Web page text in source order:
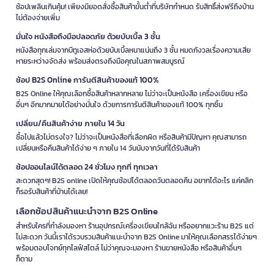
ช้อปเพลินเกินคุ้ม! เพียงมียอดสั่งซื้อสินค้าขั้นต่ำที่บริษัทกำหนด รับสิทธิ์ส่งฟรีถึงบ้าน
ไม่ต้องจ่ายเพิ่ม
มั่นใจ หนังสือถึงมือปลอดภัย ด้วยบับเบิ้ล 3 ชั้น
หนังสือทุกเล่มจากบีทูเอสห่อด้วยบับเบิ้ลหนาแน่นถึง 3 ชั้น หมดกังวลเรื่องความเสีย
หายระหว่างจัดส่ง พร้อมส่งตรงถึงมือคุณในสภาพสมบูรณ์
ช้อป B2S Online การันตีสินค้าของแท้ 100%
B2S Online ให้คุณเลือกซื้อสินค้าหลากหลาย ไม่ว่าจะเป็นหนังสือ เครื่องเขียน หรือ
อื่นๆ อีกมากมายได้อย่างมั่นใจ ด้วยการการันตีสินค้าของแท้ 100% ทุกชิ้น
เปลี่ยน/คืนสินค้าง่าย ภายใน 14 วัน
ซื้อไปแล้วไม่ตรงใจ? ไม่ว่าจะเป็นหนังสือที่เลือกผิด หรือสินค้ามีปัญหา คุณสามารถ
เปลี่ยนหรือคืนสินค้าได้ง่าย ๆ ภายใน 14 วันนับจากวันที่ได้รับสินค้า
ช้อปออนไลน์ได้ตลอด 24 ชั่วโมง ทุกที่ ทุกเวลา
สะดวกสุดๆ! B2S online เปิดให้คุณช้อปได้ตลอดวันตลอดคืน อยากได้อะไร แค่คลิก
ก็รอรับสินค้าที่บ้านได้เลย!
เลือกช้อปสินค้าแนะนำจาก B2S Online
สำหรับใครที่กำลังมองหา ร้านอุปกรณ์เครื่องเขียนใกล้ฉัน หรืออยากแวะร้าน B2S แต่
ไม่สะดวก วันนี้เราได้รวบรวมสินค้าแนะนำจาก B2S Online มาให้คุณเลือกสรรได้ง่ายๆ
พร้อมตอบโจทย์ทุกไลฟ์สไตล์ ไม่ว่าคุณจะมองหา ร้านขายหนังสือ หรือสินค้าอื่นๆ
ก็ตาม